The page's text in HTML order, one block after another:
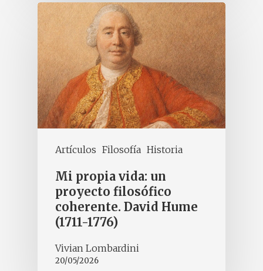
Artículos Filosofía Historia
Mi propia vida: un
proyecto filosófico
coherente. David Hume
(1711-1776)
Vivian Lombardini
20/05/2026